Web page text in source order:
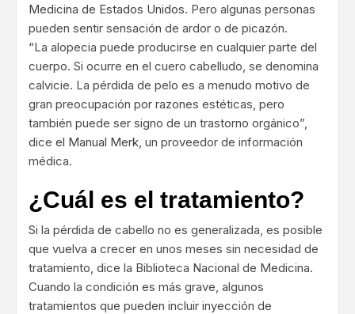
Medicina de Estados Unidos. Pero algunas personas
pueden sentir sensación de ardor o de picazón.
“La alopecia puede producirse en cualquier parte del
cuerpo. Si ocurre en el cuero cabelludo, se denomina
calvicie. La pérdida de pelo es a menudo motivo de
gran preocupación por razones estéticas, pero
también puede ser signo de un trastorno orgánico”,
dice el Manual Merk , un proveedor de información
médica.
¿Cuál es el tratamiento?
Si la pérdida de cabello no es generalizada, es posible
que vuelva a crecer en unos meses sin necesidad de
tratamiento, dice la Biblioteca Nacional de Medicina.
Cuando la condición es más grave, algunos
tratamientos que pueden incluir inyección de